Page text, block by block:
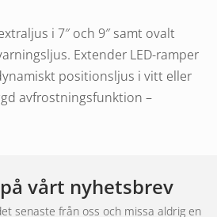
i 7″ och 9″ samt ovalt
Extender LED-ramper
positionsljus i vitt eller
avfrostningsfunktion –
med uppvärmd lins. X-Flash
vårt nyhetsbrev
senaste från oss och missa aldrig en